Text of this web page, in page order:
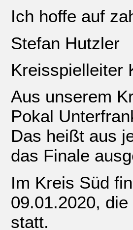
Ich hoffe auf
Stefan Hutzler
Kreisspielleiter
Aus unserem
Pokal
Das heißt aus
das Finale
Im Kreis Süd
09.01.2020,
statt.